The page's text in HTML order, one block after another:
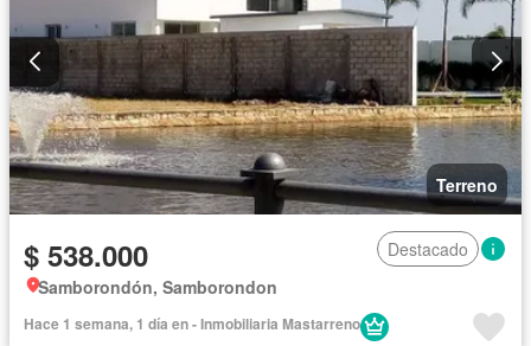
Terreno
$ 538.000
Destacado
Samborondón, Samborondon
Hace 1 semana, 1 día en - Inmobiliaria Mastarreno